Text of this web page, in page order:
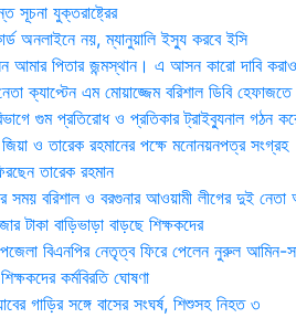
সূচনা যুক্তরাষ্ট্রের
অনলাইনে নয়, ম্যানুয়ালি ইস্যু করবে ইসি
পিতার জন্মস্থান। এ আসন কারো দাবি
ক্যাপ্টেন এম মোয়াজ্জেম বরিশাল ডিবি হেফাজতে
গুম প্রতিরোধ ও প্রতিকার ট্রাইব্যুনাল গঠন
ও তারেক রহমানের পক্ষে মনোনয়নপত্র সংগ্রহ
তারেক রহমান
সময় ব‌রিশাল ও বরগুনার আওয়ামী লীগের দুই
টাকা বাড়িভাড়া বাড়ছে শিক্ষকদের
বিএনপির নেতৃত্ব ফিরে পেলেন নুরুল আমিন-
কর্মবিরতি ঘোষণা
গাড়ির সঙ্গে বাসের সংঘর্ষ, শিশুসহ নিহত ৩